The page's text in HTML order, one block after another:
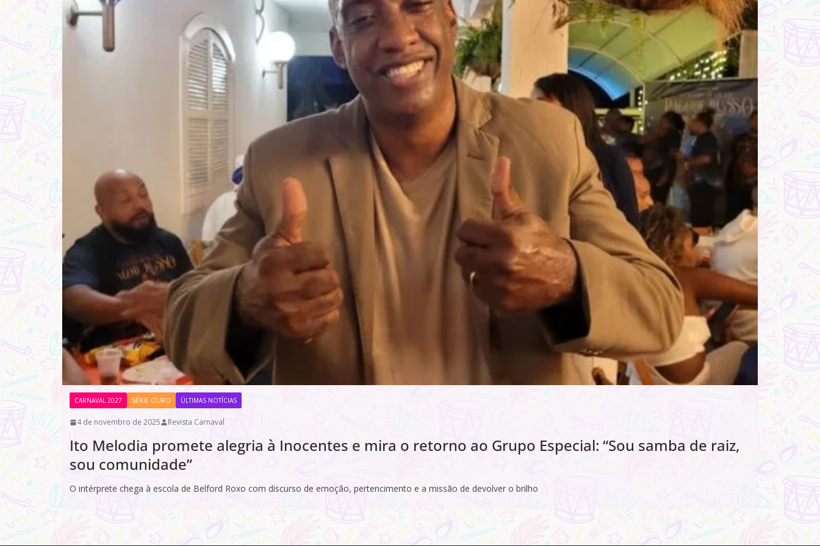
CARNAVAL 2027 SÉRIE OURO ÚLTIMAS NOTÍCIAS
4 de novembro de 2025 Revista Carnaval
Ito Melodia promete alegria à Inocentes e mira o retorno ao Grupo Especial: “Sou samba de raiz,
sou comunidade”
O intérprete chega à escola de Belford Roxo com discurso de emoção, pertencimento e a missão de devolver o brilho